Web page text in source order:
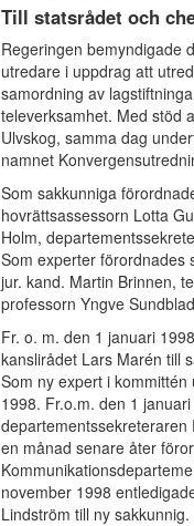
Till statsrådet och
Regeringen bemyndigade
utredare i uppdrag att
samordning av
televerksamhet. Med stöd
Ulvskog, samma dag
namnet
Som sakkunniga
hovrättsassessorn Lotta
Holm,
Som experter förordnades
jur. kand. Martin Brinnen,
professorn Yngve
Fr. o. m. den 1 januari
kanslirådet Lars Marén till
Som ny expert i
1998. Fr.o.m. den 1
departementssekreteraren
en månad senare åter
november 1998
Lindström till ny sakkunnig.